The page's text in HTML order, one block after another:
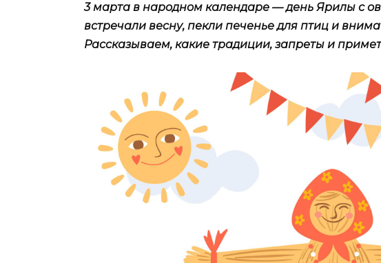
3 марта в народном календаре — день Ярилы с
встречали весну, пекли печенье для птиц и
Рассказываем, какие традиции, запреты и